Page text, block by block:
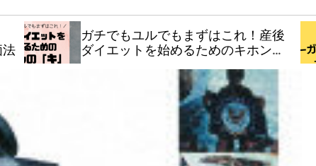
ガチでもユルでもまずはこれ！産後
ダイエットを始めるためのキホンの